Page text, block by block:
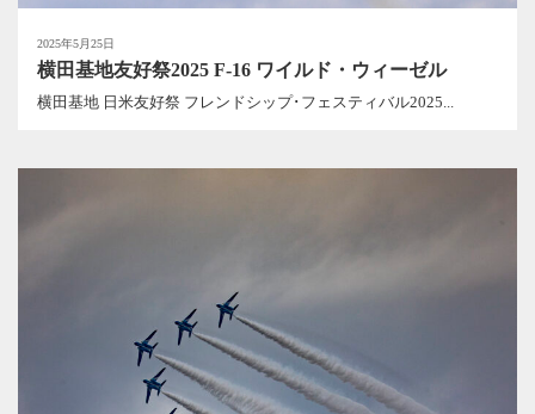
2025年5月25日
横田基地友好祭2025 F-16 ワイルド・ウィーゼル
横田基地 日米友好祭 フレンドシップ･フェスティバル2025...